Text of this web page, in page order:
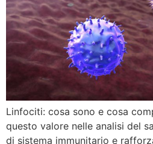
Linfociti: cosa sono e cosa
questo valore nelle analisi del
di sistema immunitario e